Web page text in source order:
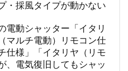
・採風タイプが動かない
電動シャッター「イタリ
マルチ電動）リモコン仕
仕様」「イタリヤ（リモ
、電気復旧してもシャッ